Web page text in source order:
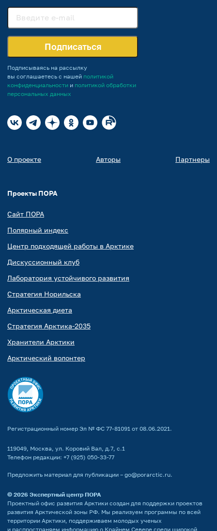
Подписаться
Подписываясь на рассылку
вы соглашаетесь с нашей политикой
конфиденциальности и политикой обработки
персональных данных
О проекте Авторы Партнеры
Проекты ПОРА
Сайт ПОРА
Полярный индекс
Центр подходящей работы в Арктике
Дискуссионный клуб
Лаборатория устойчивого развития
Стратегия Норильска
Арктическая диета
Стратегия Арктика-2035
Хранители Арктики
Арктический волонтер
Регистрационный номер Эл № ФС 77-81091 от 08.06.2021.
119049, Москва, ул. Коровий Вал, д.7, с.1
Телефон редакции: +7 (925) 050-33-77
Предложить материал для публикации – go@porarctic.ru.
© 2026 Экспертный центр ПОРА
Проектный офис развития Арктики создан для поддержки проектов
развития Арктической зоны РФ. Мы реализуем программы по всей
территории Арктики, поддерживаем молодых ученых
и распространяем информацию о Крайнем Севере среди широкой